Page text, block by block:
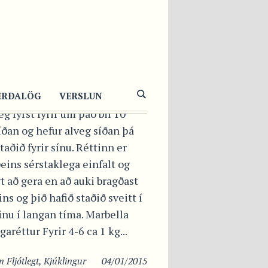
VERSLUN
dásamlega kjúklingarétt
fyrst fyrir um það bil 10
og hefur alveg síðan þá
fyrir sínu. Réttinn er
sérstaklega einfalt og
gera en að auki bragðast
og þið hafið staðið sveitt í
í langan tíma. Marbella
Fyrir 4-6 ca 1 kg...
04/01/2015
Fljótlegt,Kjúklingur